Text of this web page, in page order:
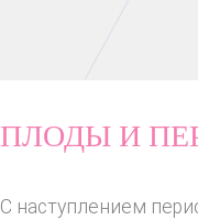
ПЛОДЫ И
С наступлением